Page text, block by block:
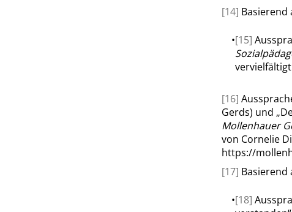
[14] Basierend
•[15]
[16]
Gerds) und „
Mollenhauer
von Cornelie
https://
[17] Basierend
•[18]